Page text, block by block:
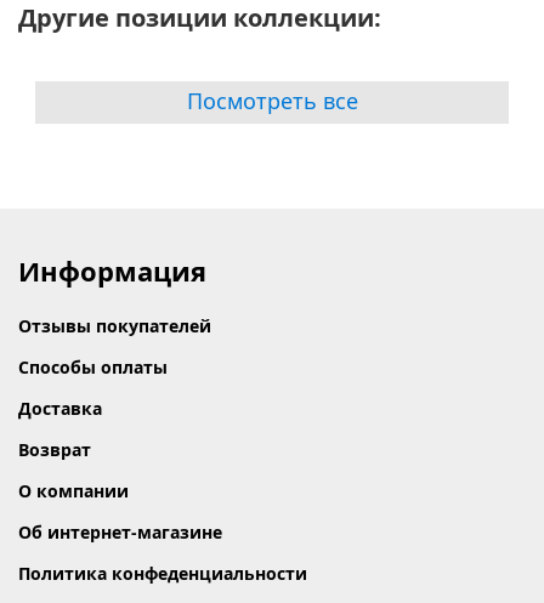
Другие позиции коллекции:
Посмотреть все
Информация
Отзывы покупателей
Способы оплаты
Доставка
Возврат
О компании
Об интернет-магазине
Политика конфеденциальности